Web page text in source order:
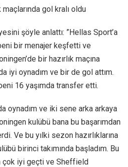
gol kralı oldu
şöyle anlattı: ”Hellas Sport’a
bir menajer keşfetti ve
bir hazırlık maçına
iyi oynadım ve bir de gol attım.
16 yaşımda transfer etti.
oynadım ve iki sene arka arkaya
kulübü bana bu başarımdan
Ve bu yılki sezon hazırlıklarına
birinci takımında başladım. Bu
çok iyi geçti ve Sheffield